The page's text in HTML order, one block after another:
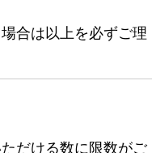
合は以上を必ずご理
だける数に限数がご